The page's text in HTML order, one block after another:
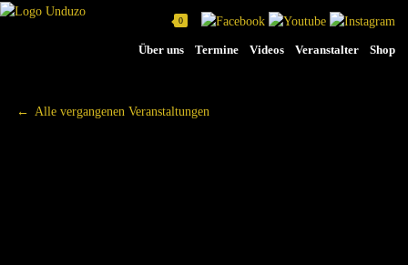
0
Über uns Termine Videos Veranstalter Shop
Alle vergangenen Veranstaltungen